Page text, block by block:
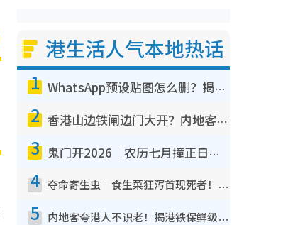
港生活人气本地热话
1 WhatsApp预设贴图怎么删？揭秘1招“反向操作”还原简洁界面 附3步实测教程
2 香港山边铁闸边门大开？内地客困惑意义何在！网友神回复：这种叫法理性防御
3 鬼门开2026｜农历七月撞正日全食特别邪？专家警告切忌做一事！揭4大禁忌+2招保平安
4 夺命寄生虫｜食生菜狂泻首现死者！疫潮恶化录1.8万宗病例 揭洗菜3大谬误
5 内地客夸港人不识老！揭港铁保鲜级冷气 港人求放过：别投诉